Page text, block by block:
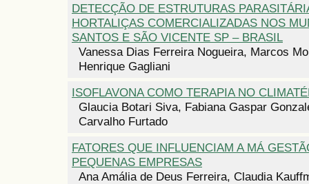
DETECÇÃO DE ESTRUTURAS
HORTALIÇAS COMERCIALIZADAS NOS
SANTOS E SÃO VICENTE SP – BRASIL
Vanessa Dias Ferreira Nogueira, Marcos
Henrique Gagliani
ISOFLAVONA COMO TERAPIA NO
Glaucia Botari Siva, Fabiana Gaspar
Carvalho Furtado
FATORES QUE INFLUENCIAM A MÁ
PEQUENAS EMPRESAS
Ana Amália de Deus Ferreira, Claudia